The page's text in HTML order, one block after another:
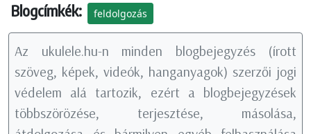
Blogcímkék: feldolgozás
Az ukulele.hu-n minden blogbejegyzés (írott
szöveg, képek, videók, hanganyagok) szerzői jogi
védelem alá tartozik, ezért a blogbejegyzések
többszörözése, terjesztése, másolása,